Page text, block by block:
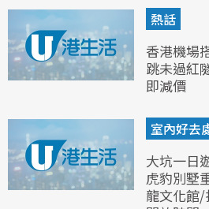
熱話
香港機場
跳未過紅
即減價
室內好去
大坑一日
虎豹別墅
龍文化館